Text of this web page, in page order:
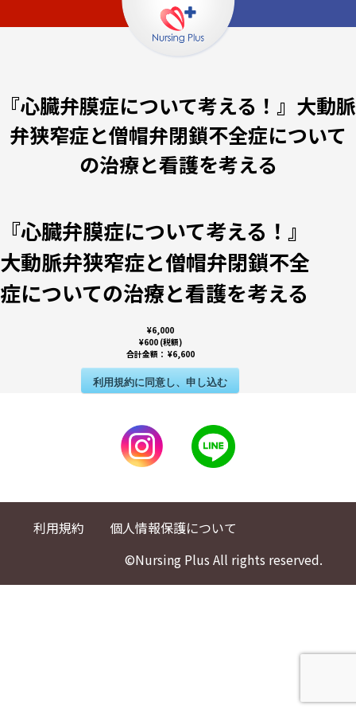
『心臓弁膜症について考える！』大動脈
弁狭窄症と僧帽弁閉鎖不全症について
の治療と看護を考える
『心臓弁膜症について考える！』
大動脈弁狭窄症と僧帽弁閉鎖不全
症についての治療と看護を考える
¥6,000
¥600 (税額)
合計金額： ¥6,600
利用規約に同意し、申し込む
利用規約
個人情報保護について
©Nursing Plus All rights reserved.